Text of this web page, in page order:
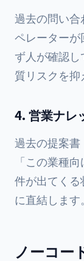
過去の問い合
ペレーター
ず人が確認
質リスクを抑
4. 営業ナレ
過去の提案書
「この業種
件が出てく
に直結します。
ノーコー